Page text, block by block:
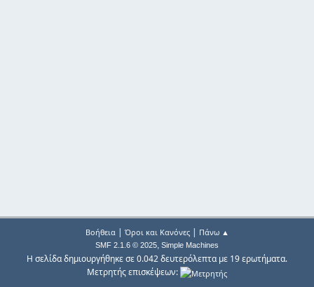
Βοήθεια| Όροι και Κανόνες| Πάνω ▲
SMF 2.1.6 © 2025, Simple Machines
Η σελίδα δημιουργήθηκε σε 0.042 δευτερόλεπτα με 19 ερωτήματα.
Μετρητής επισκέψεων: